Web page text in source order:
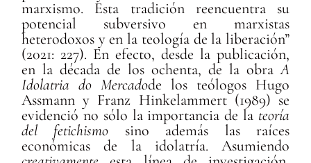
marxismo. Esta tradición reencuentra su
potencial subversivo en marxistas
heterodoxos y en la teología de la liberación”
(2021: 227). En efecto, desde la publicación,
en la década de los ochenta, de la obraA
Idolatria do Mercadode los teólogos Hugo
Assmann y Franz Hinkelammert (1989) se
evidenció no sólo la importancia de la teoría
del fetichismo sino además las raíces
económicas de la idolatría. Asumiendo